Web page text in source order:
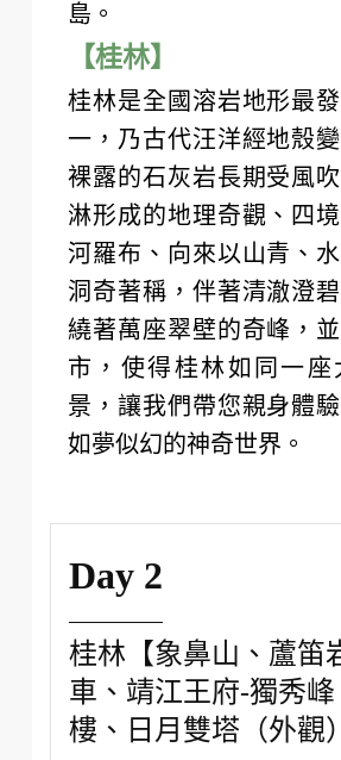
島。
【桂林】
桂林是全國溶岩地形最
一，乃古代汪洋經地殼
裸露的石灰岩長期受風
淋形成的地理奇觀、四
河羅布、向來以山青、
洞奇著稱，伴著清澈澄
繞著萬座翠壁的奇峰，
市，使得桂林如同一座
景，讓我們帶您親身體
如夢似幻的神奇世界。
Day 2
桂林【象鼻山、蘆笛
車、靖江王府-獨秀
樓、日月雙塔（外觀